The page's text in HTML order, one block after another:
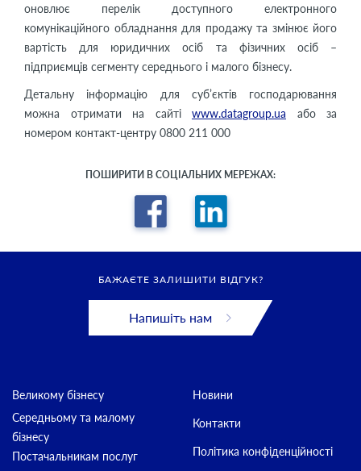
оновлює перелік доступного електронного
комунікаційного обладнання для продажу та змінює його
вартість для юридичних осіб та фізичних осіб –
підприємців сегменту середнього і малого бізнесу.
Детальну інформацію для суб’єктів господарювання
можна отримати на сайті www.datagroup.ua або за
номером контакт-центру 0800 211 000
ПОШИРИТИ В СОЦІАЛЬНИХ МЕРЕЖАХ:
БАЖАЄТЕ ЗАЛИШИТИ ВІДГУК?
Напишіть нам
Великому бізнесу
Середньому та малому
бізнесу
Постачальникам послуг
Новини
Контакти
Політика конфіденційності